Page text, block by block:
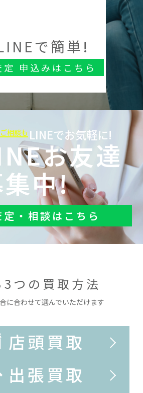
で簡単!
申込みはこちら
相談も LINEでお気軽に!
お友達
集中!
・相談はこちら
3つの買取方法
に合わせて選んでいただけます
店頭買取
出張買取